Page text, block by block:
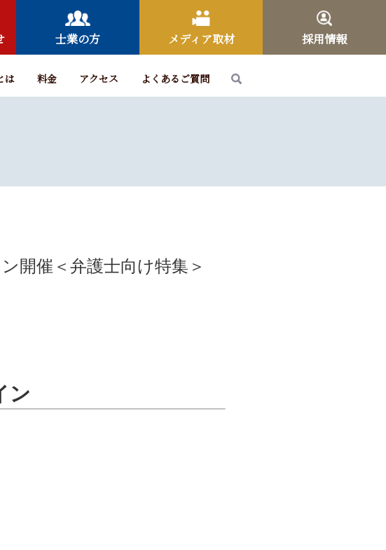
士業の方 メディア取材 採用情報
は 料金 アクセス よくあるご質問
開催＜弁護士向け特集＞
ン